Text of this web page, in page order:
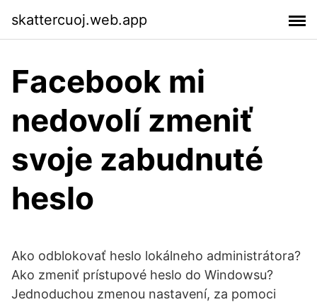
skattercuoj.web.app
Facebook mi
nedovolí zmeniť
svoje zabudnuté
heslo
Ako odblokovať heslo lokálneho administrátora?
Ako zmeniť prístupové heslo do Windowsu?
Jednoduchou zmenou nastavení, za pomoci